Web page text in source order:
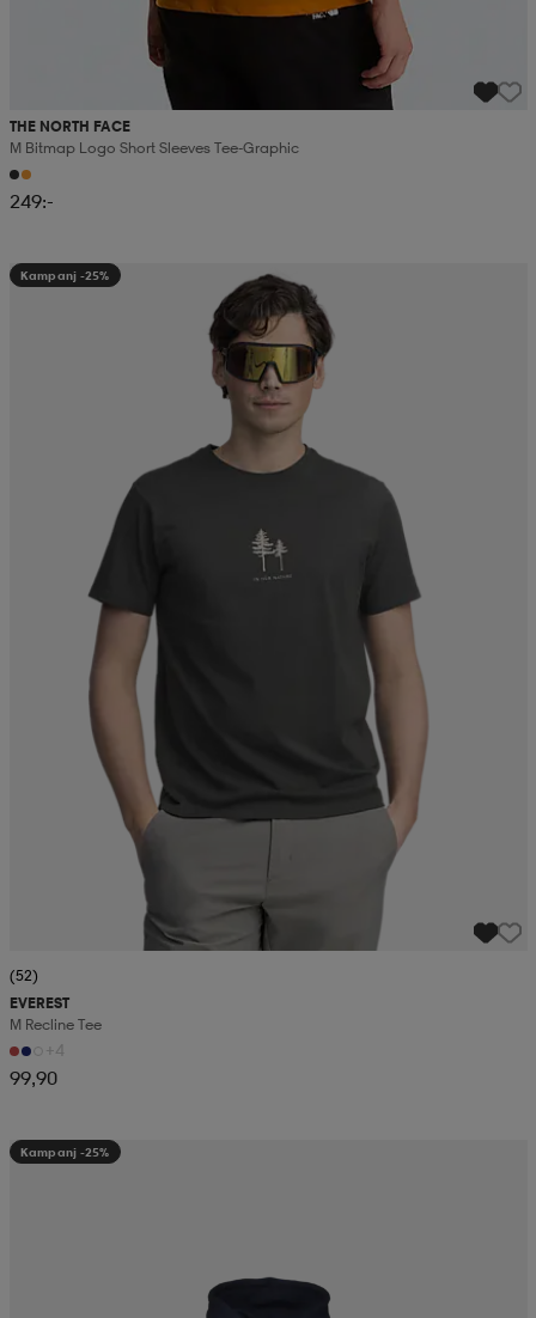
THE NORTH FACE
M Bitmap Logo Short Sleeves Tee-Graphic
249:-
Kampanj -25%
(52)
EVEREST
M Recline Tee
+4
99,90
Kampanj -25%